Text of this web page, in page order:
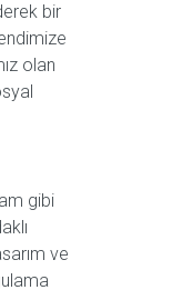
bir
olan
gibi
ve